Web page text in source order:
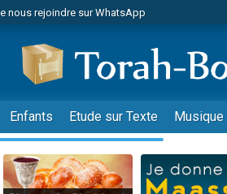
nous rejoindre sur WhatsApp
de faire un don pour 1 Journée de Vacances
demander une bénédiction
nous rejoindre sur WhatsApp
étudier en groupe sur Zoom
de faire un don pour Diane, 80 ans, dans
Maasser
Enfants Etude sur Texte Musique